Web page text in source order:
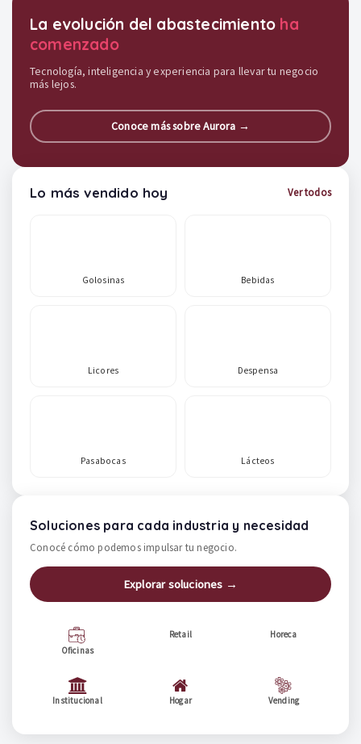
La evolución del abastecimiento ha
comenzado
Tecnología, inteligencia y experiencia para llevar tu negocio
más lejos.
Conoce más sobre Aurora →
Lo más vendido hoy Ver todos
Golosinas Bebidas
Licores Despensa
Pasabocas Lácteos
Soluciones para cada industria y necesidad
Conocé cómo podemos impulsar tu negocio.
Explorar soluciones →
Oficinas
Retail Horeca
Institucional Hogar Vending